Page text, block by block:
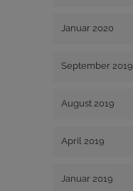
Januar 2020
September 2019
August 2019
April 2019
Januar 2019